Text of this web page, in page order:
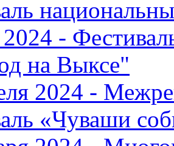
-
на Выксе"
2024 -
«Чуваши